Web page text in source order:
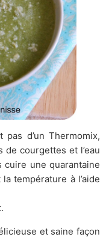
d’un Thermomix,
courgettes et l’eau
une quarantaine
température à l’aide
et saine façon